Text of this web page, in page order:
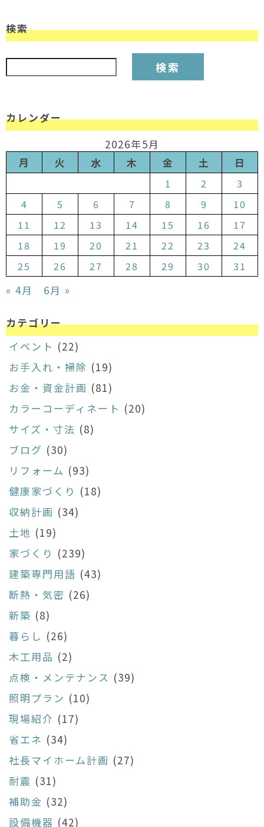
検索
検索:
カレンダー
2026年5月
月
火 水 木 金 土 日
1 2
3
4
5 6 7 8 9
10
11
12 13 14 15 16
17
18
19 20 21 22 23
24
25
26 27 28 29 30 31
« 4月 6月 »
カテゴリー
イベント (22)
お手入れ・掃除 (19)
お金・資金計画 (81)
カラーコーディネート (20)
サイズ・寸法 (8)
ブログ (30)
リフォーム (93)
健康家づくり (18)
収納計画 (34)
土地 (19)
家づくり (239)
建築専門用語 (43)
断熱・気密 (26)
新築 (8)
暮らし (26)
木工用品 (2)
点検・メンテナンス (39)
照明プラン (10)
現場紹介 (17)
省エネ (34)
社長マイホーム計画 (27)
耐震 (31)
補助金 (32)
設備機器 (42)